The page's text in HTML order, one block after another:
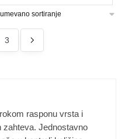
214 rsd
ima
više
varijanti.
na
stranici
3
rasponu vrsta i
zahteva. Jednostavno